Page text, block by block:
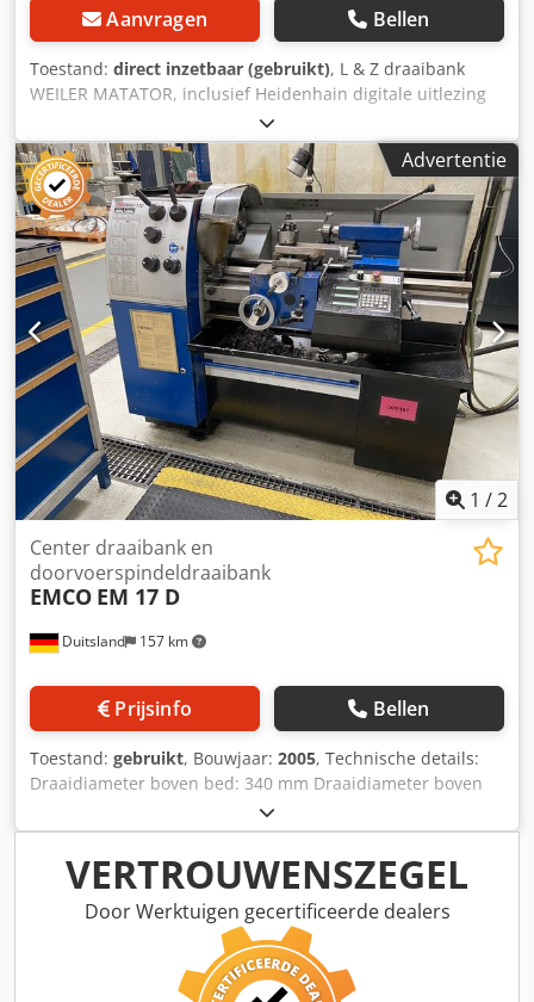
Aanvragen Bellen
Toestand: direct inzetbaar (gebruikt), L & Z draaibank
WEILER MATATOR, inclusief Heidenhain digitale uitlezing
ND 780 - Hartafstand ca. 150 mm - Draaidiameter over de
steun ca. 160 mm - Draaidiameter over het bed ca. 300
mm - Hartafstand ca. 500 mm - Drie-assige digitale
uitlezing / Heidenhain Dcedjzpba Ujpfx Ac Djk - Spanpenen
/ snelspansysteem & diverse spanpenen - Voorkap -
Spaanscherm - Multifix basis en inzetstukken -
Spindelboring 36 mm - Draaisnelheidsbereik 30 - 3500
omw/min - Automatische langs- en dwarsvoeding - Losse
centreerkop MK 3 - Drie-klauwplaat - Documentatie
Afmetingen: L x B x H 1,6 x 0,7 x 1,6 meter / Gewicht 600 kg
Onder voorbehoud van fouten / typefouten.
Advertentie
1 /2
Duitsland 157 km
Center draaibank en
doorvoerspindeldraaibank
EMCO EM 17 D
Prijsinfo Bellen
Toestand: gebruikt, Bouwjaar: 2005, Technische details:
Draaidiameter boven bed: 340 mm Draaidiameter boven
steun: 190 mm Draailengte: 700 mm Spilboring: 50 mm
Djdpfxex Apd Uj Ac Deck Spilsnelheden: 40–3000 omw/min
Totale vermogensbehoefte: 6 kW Machinegewicht ca.: 1,0 t
Benodigde ruimte ca.: 2 x 1 x 1,6 m
VERTROUWENSZEGEL
Door Werktuigen gecertificeerde dealers